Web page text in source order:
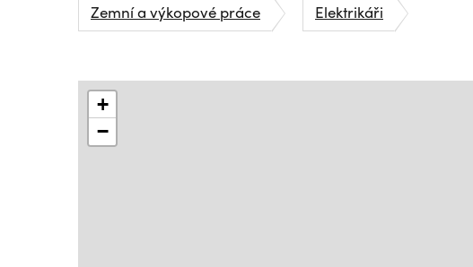
Zemní a výkopové práce
Elektrikáři
+
−